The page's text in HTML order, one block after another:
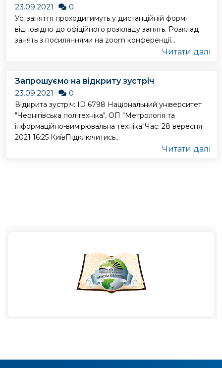
23.09.2021
0
Усі заняття проходитимуть у дистанційній формі
відповідно до офіційного розкладу занять. Розклад
занять з посиляннями на zoom конференції...
Читати далі
Запрошуємо на відкриту зустріч
23.09.2021
0
Відкрита зустріч: ID 6798 Національний університет
"Чернігівська політехніка", ОП "Метрологія та
інформаційно-вимірювальна техніка"Час: 28 вересня
2021 16:25 КиївПідключитись...
Читати далі